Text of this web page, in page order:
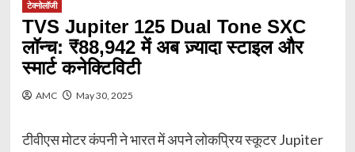
टेक्नोलॉजी
TVS Jupiter 125 Dual Tone SXC
लॉन्च: ₹88,942 में अब ज़्यादा स्टाइल और
स्मार्ट कनेक्टिविटी
AMC May 30, 2025
टीवीएस मोटर कंपनी ने भारत में अपने लोकप्रिय स्कूटर Jupiter